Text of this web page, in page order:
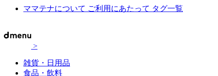
ママテナについて ご利用にあたって タグ一覧
>
雑貨・日用品
食品・飲料